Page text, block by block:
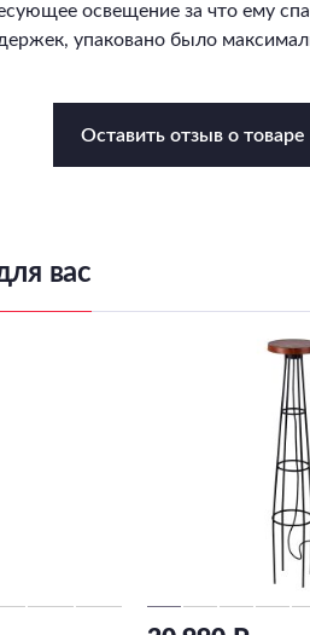
освещение за что ему
упаковано было
Оставить отзыв о товаре
вас